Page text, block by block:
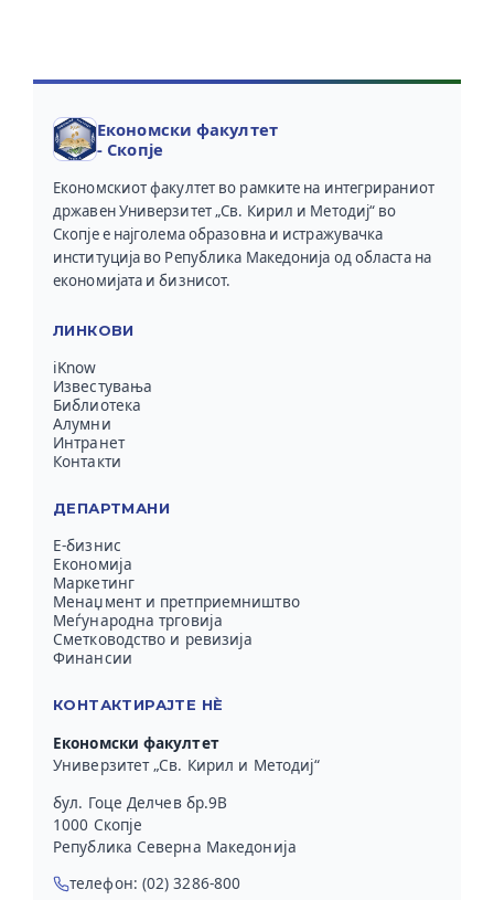
Економски факултет
- Скопје
Економскиот факултет во рамките на интегрираниот
државен Универзитет „Св. Кирил и Методиј“ во
Скопје е најголема образовна и истражувачка
институција во Република Македонија од областа на
економијата и бизнисот.
ЛИНКОВИ
iKnow
Известувања
Библиотека
Алумни
Интранет
Контакти
ДЕПАРТМАНИ
Е-бизнис
Економија
Маркетинг
Менаџмент и претприемништво
Меѓународна трговија
Сметководство и ревизија
Финансии
КОНТАКТИРАЈТЕ НЀ
Економски факултет
Универзитет „Св. Кирил и Методиј“
бул. Гоце Делчев бр.9В
1000 Скопје
Република Северна Македонија
телефон: (02) 3286-800